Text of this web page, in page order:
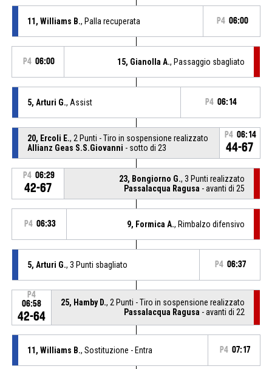
11, Williams B., Palla recuperata P4 06:00
P4 06:00 15, Gianolla A., Passaggio sbagliato
5, Arturi G., Assist P4 06:14
20, Ercoli E., 2 Punti - Tiro in sospensione realizzato
Allianz Geas S.S.Giovanni - sotto di 23
P4 06:14
44-67
P4 06:29
42-67
23, Bongiorno G., 3 Punti realizzato
Passalacqua Ragusa - avanti di 25
P4 06:33 9, Formica A., Rimbalzo difensivo
5, Arturi G., 3 Punti sbagliato P4 06:37
P4
06:58
42-64
25, Hamby D., 2 Punti - Tiro in sospensione realizzato
Passalacqua Ragusa - avanti di 22
11, Williams B., Sostituzione - Entra P4 07:17